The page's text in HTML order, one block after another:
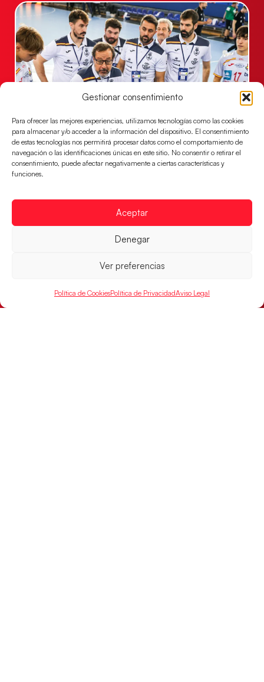
Gestionar consentimiento
Para ofrecer las mejores experiencias, utilizamos tecnologías como las cookies
para almacenar y/o acceder a la información del dispositivo. El consentimiento
de estas tecnologías nos permitirá procesar datos como el comportamiento de
navegación o las identificaciones únicas en este sitio. No consentir o retirar el
consentimiento, puede afectar negativamente a ciertas características y
funciones.
Aceptar
Denegar
Ver preferencias
Política de CookiesPolítica de PrivacidadAviso Legal
Un clásico ante Francia para buscar el
billete a semifinales del EHF EURO 2026
Los Hispanos Juveniles se enfrentarán a Francia en los
cuartos de final, este jueves a las 17:00h.